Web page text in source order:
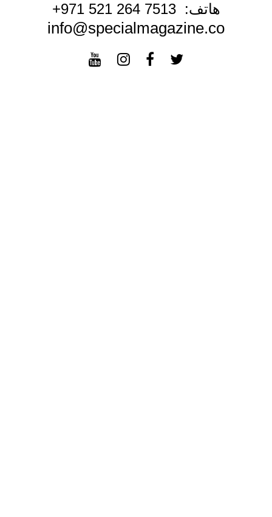
هاتف: 7513 264 521 971+
info@specialmagazine.co